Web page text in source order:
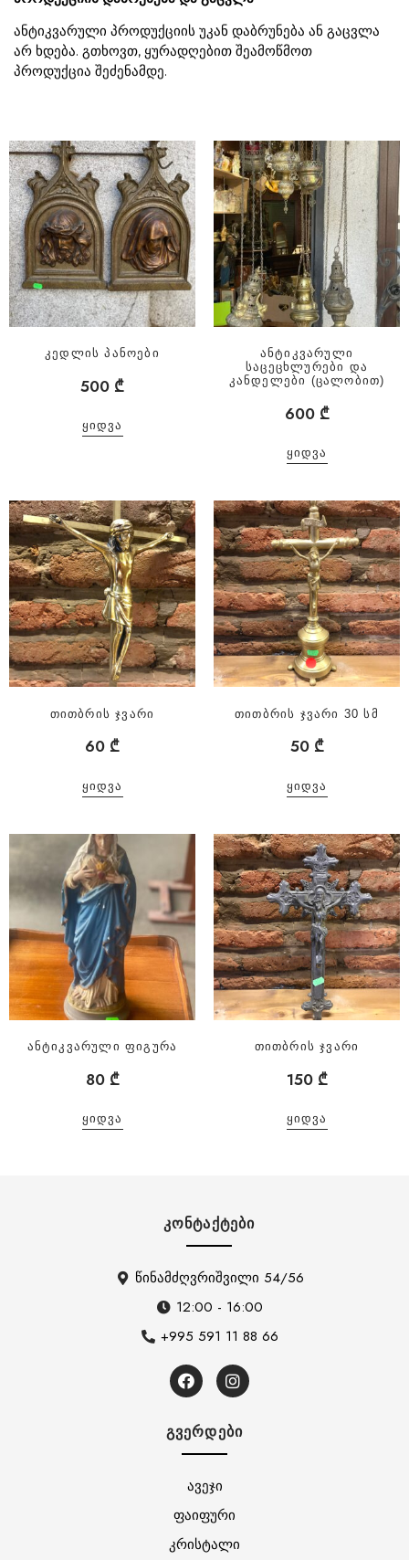
ანტიკვარული პროდუქციის უკან დაბრუნება ან გაცვლა
არ ხდება. გთხოვთ, ყურადღებით შეამოწმოთ
პროდუქცია შეძენამდე.
კედლის პანოები
500 ₾
ᲧᲘᲓᲕᲐ
ანტიკვარული
საცეცხლურები და
კანდელები (ცალობით)
600 ₾
ᲧᲘᲓᲕᲐ
თითბრის ჯვარი
60 ₾
ᲧᲘᲓᲕᲐ
თითბრის ჯვარი 30 სმ
50 ₾
ᲧᲘᲓᲕᲐ
ანტიკვარული ფიგურა
80 ₾
ᲧᲘᲓᲕᲐ
თითბრის ჯვარი
150 ₾
ᲧᲘᲓᲕᲐ
ᲙᲝᲜᲢᲐᲥᲢᲔᲑᲘ
წინამძღვრიშვილი 54/56
12:00 - 16:00
+995 591 11 88 66
ᲒᲕᲔᲠᲓᲔᲑᲘ
ავეჯი
ფაიფური
კრისტალი